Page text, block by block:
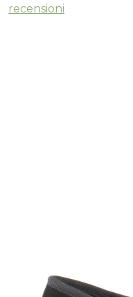
recensioni